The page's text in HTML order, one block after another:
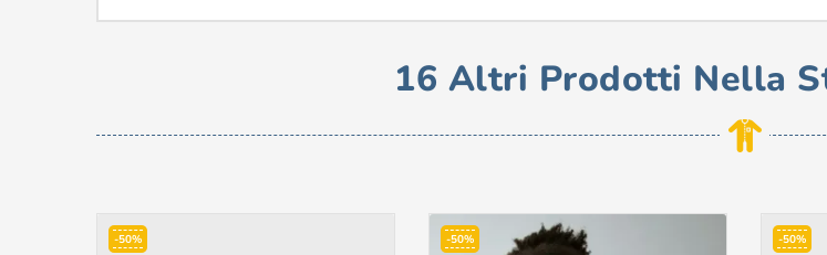
16 Altri Prodotti Nella
-50% -50% -50%